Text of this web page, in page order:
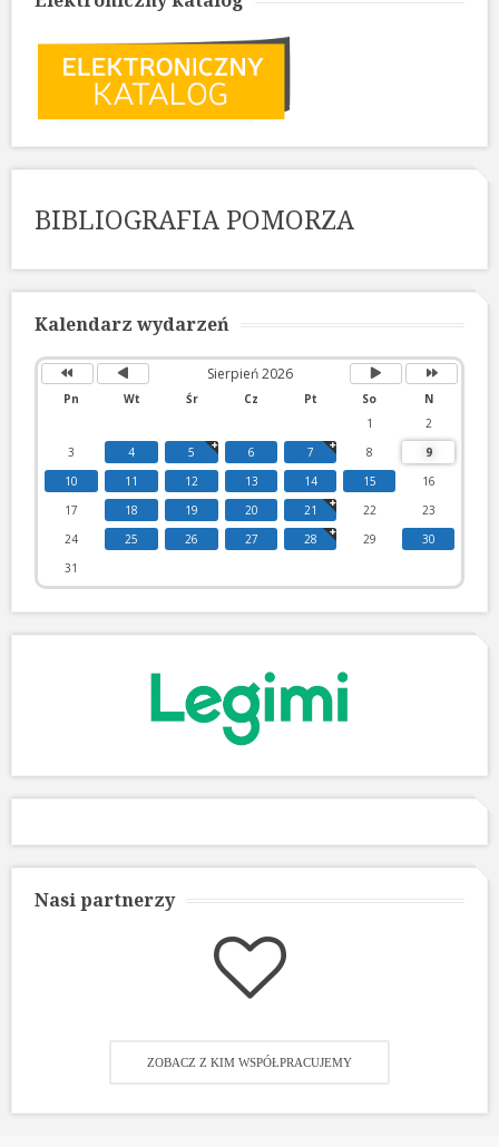
BIBLIOGRAFIA POMORZA
Kalendarz wydarzeń
PoprzedniPoprzedni Następny
Następny
Sierpień 2026
Pn Wt Śr Cz Pt So
N
1
2
3
4 5 6 7 8
9
10
11 12 13 14 15
16
17
18 19 20 21 22
23
24
25 26 27 28 29
30
31
Nasi partnerzy
ZOBACZ Z KIM WSPÓŁPRACUJEMY